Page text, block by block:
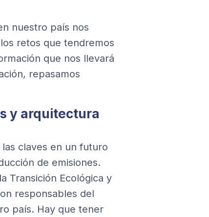
nuestro país nos
retos que tendremos
que nos llevará
repasamos
y arquitectura
claves en un futuro
de emisiones.
Transición Ecológica y
responsables del
país. Hay que tener